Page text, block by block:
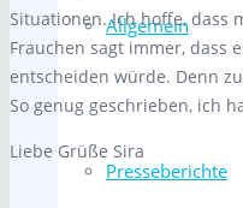
Allgemein
Presseberichte
Situationen. Ich hoffe, dass
Frauchen sagt immer, dass
entscheiden würde. Denn
So genug geschrieben, ich
Liebe Grüße Sira